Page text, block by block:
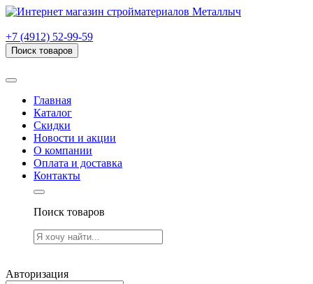
+7 (4912) 52-99-59
Поиск товаров
Главная
Каталог
Скидки
Новости и акции
О компании
Оплата и доставка
Контакты
Поиск товаров
Авторизация